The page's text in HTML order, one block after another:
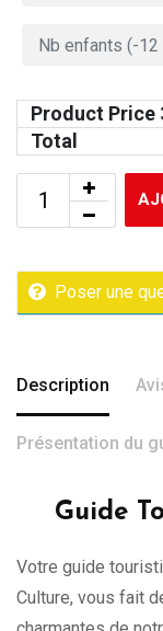
Product Price
Total
Poser une
Description
Présentation du
Guide
Votre guide
Culture, vous fait